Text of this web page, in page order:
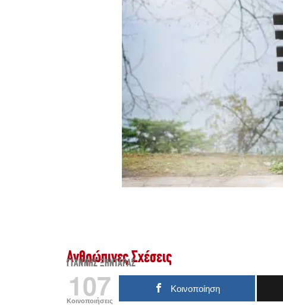
Ανθρώπινες Σχέσεις
ΓΙΆΝΝΗΣ ΞΗΝΤΆΡΑΣ
107
Κοινοποιήσεις
Κοινοποίηση